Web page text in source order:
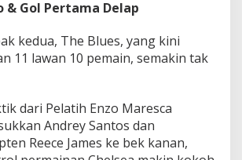
& Gol Pertama Delap
kedua, The Blues, yang kini
11 lawan 10 pemain, semakin tak
dari Pelatih Enzo Maresca
Andrey Santos dan
Reece James ke bek kanan,